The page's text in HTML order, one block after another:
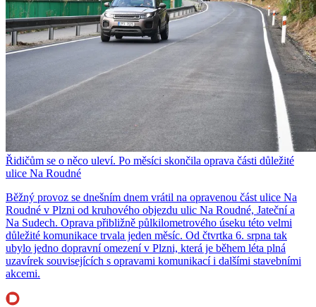
Řidičům se o něco uleví. Po měsíci skončila oprava části důležité
ulice Na Roudné
Běžný provoz se dnešním dnem vrátil na opravenou část ulice Na
Roudné v Plzni od kruhového objezdu ulic Na Roudné, Jateční a
Na Sudech. Oprava přibližně půlkilometrového úseku této velmi
důležité komunikace trvala jeden měsíc. Od čtvrtka 6. srpna tak
ubylo jedno dopravní omezení v Plzni, která je během léta plná
uzavírek souvisejících s opravami komunikací i dalšími stavebními
akcemi.